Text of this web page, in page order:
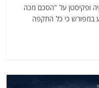
טורקיה ופקיסטן על "הסכם מכה
במפורש כי כל התקפה